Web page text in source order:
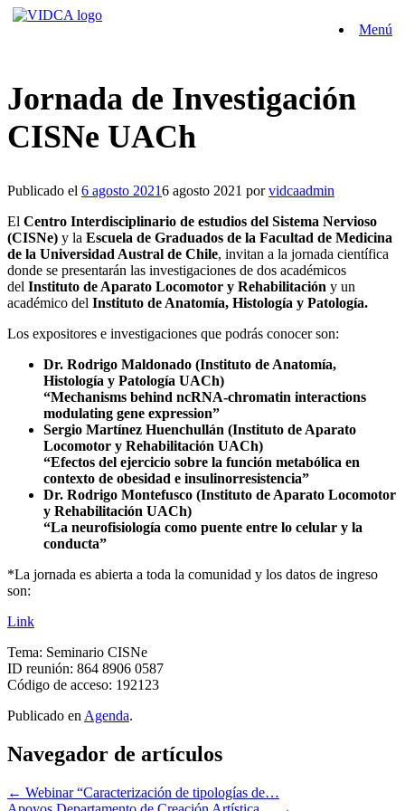
Saltar
Menú
Jornada de Investigación
CISNe UACh
Publicado el 6 agosto 20216 agosto 2021 porvidcaadmin
El Centro Interdisciplinario de estudios del Sistema Nervioso
(CISNe) y la Escuela de Graduados de la Facultad de Medicina
de la Universidad Austral de Chile, invitan a la jornada científica
donde se presentarán las investigaciones de dos académicos
del Instituto de Aparato Locomotor y Rehabilitación y un
académico del Instituto de Anatomía, Histología y Patología.
Los expositores e investigaciones que podrás conocer son:
Dr. Rodrigo Maldonado (Instituto de Anatomía,
Histología y Patología UACh)
“Mechanisms behind ncRNA-chromatin interactions
modulating gene expression”
Sergio Martínez Huenchullán (Instituto de Aparato
Locomotor y Rehabilitación UACh)
“Efectos del ejercicio sobre la función metabólica en
contexto de obesidad e insulinorresistencia”
Dr. Rodrigo Montefusco (Instituto de Aparato Locomotor
y Rehabilitación UACh)
“La neurofisiología como puente entre lo celular y la
conducta”
*La jornada es abierta a toda la comunidad y los datos de ingreso
son:
Link
Tema: Seminario CISNe
ID reunión: 864 8906 0587
Código de acceso: 192123
Publicado en Agenda.
Navegador de artículos
← Webinar “Caracterización de tipologías de…